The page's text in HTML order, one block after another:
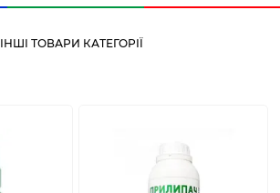
ІНШІ ТОВАРИ КАТЕГОРІЇ